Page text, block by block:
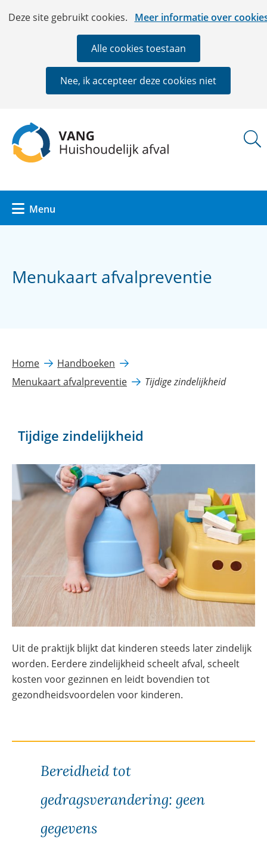
Cookies
Deze site gebruikt cookies. Meer informatie over
Hier
deze
website
worden
of
geweigerd.
Alle cookies toestaan
Nee, ik accepteer deze cookies niet
Ga
de
inhoud
Menu
Menukaart afvalpreventie
Home
Handboeken
Menukaart afvalpreventie
Tijdige zindelijkheid
Tijdige zindelijkheid
Uit de praktijk blijkt dat kinderen steeds later zindelijk
worden. Eerdere zindelijkheid scheelt afval, scheelt
kosten voor gezinnen en leidt bovendien tot
gezondheidsvoordelen voor kinderen.
Bereidheid tot
gedragsverandering: geen
gegevens